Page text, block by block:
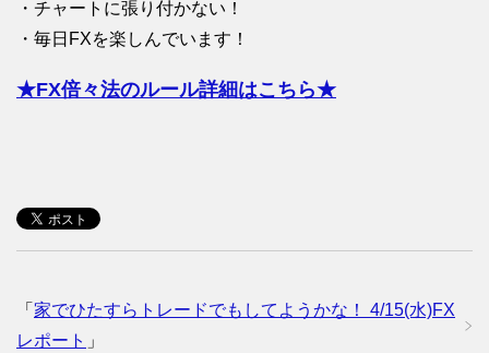
・チャートに張り付かない！
・毎日FXを楽しんでいます！
★FX倍々法のルール詳細はこちら★
「 家でひたすらトレードでもしてようかな！ 4/15(水)FX
レポート 」